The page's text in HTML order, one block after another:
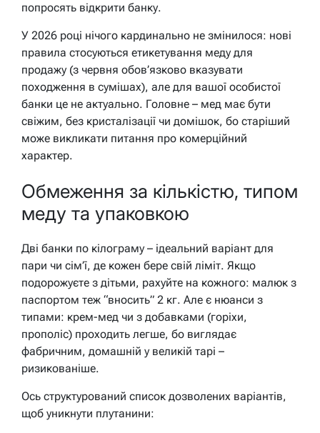
попросять відкрити банку.
У 2026 році нічого кардинально не змінилося: нові
правила стосуються етикетування меду для
продажу (з червня обов’язково вказувати
походження в сумішах), але для вашої особистої
банки це не актуально. Головне – мед має бути
свіжим, без кристалізації чи домішок, бо старіший
може викликати питання про комерційний
характер.
Обмеження за кількістю, типом
меду та упаковкою
Дві банки по кілограму – ідеальний варіант для
пари чи сім’ї, де кожен бере свій ліміт. Якщо
подорожуєте з дітьми, рахуйте на кожного: малюк з
паспортом теж “вносить” 2 кг. Але є нюанси з
типами: крем-мед чи з добавками (горіхи,
прополіс) проходить легше, бо виглядає
фабричним, домашній у великій тарі –
ризикованіше.
Ось структурований список дозволених варіантів,
щоб уникнути плутанини: